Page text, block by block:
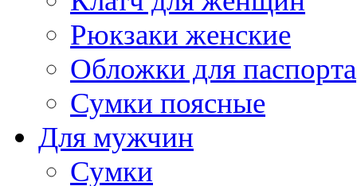
Рюкзаки женские
Обложки для паспорта
Сумки поясные
Для мужчин
Сумки